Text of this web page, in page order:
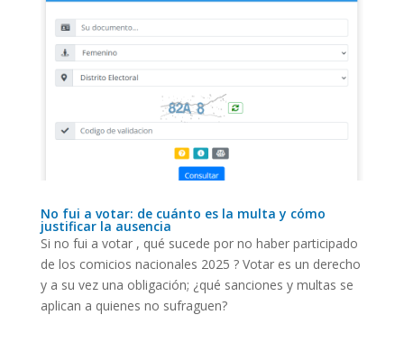
No fui a votar: de cuánto es la multa y cómo
justificar la ausencia
Si no fui a votar , qué sucede por no haber participado
de los comicios nacionales 2025 ? Votar es un derecho
y a su vez una obligación; ¿qué sanciones y multas se
aplican a quienes no sufraguen?